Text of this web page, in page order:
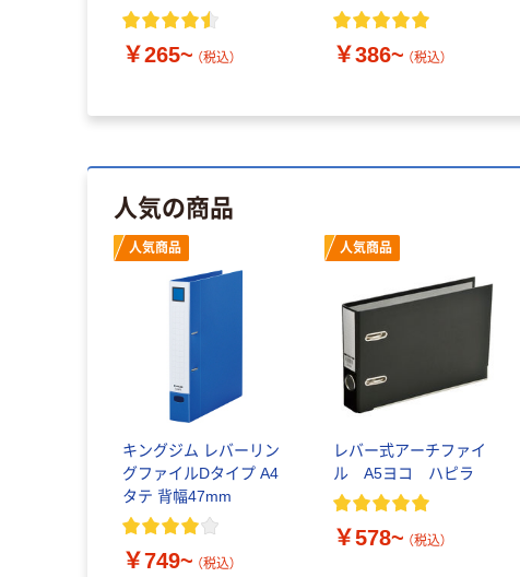
￥265~ （税込） ￥386~ （税込）
人気の商品
人気商品
キングジム レバーリン
グファイルDタイプ A4
タテ 背幅47mm
￥749~ （税込）
人気商品
レバー式アーチファイ
ル A5ヨコ ハピラ
￥578~ （税込）